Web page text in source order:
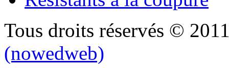
Tous droits réservés ©
(nowedweb)